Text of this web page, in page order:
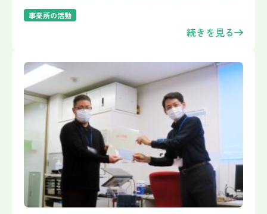
下階飲食店からの出火を想定した避難訓練や、非常用避難
事業所の活動
続きを見る